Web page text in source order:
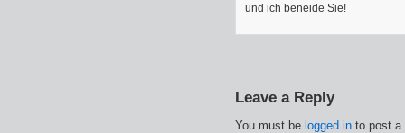
und ich beneide Sie!
Leave a Reply
You must be logged in to post a